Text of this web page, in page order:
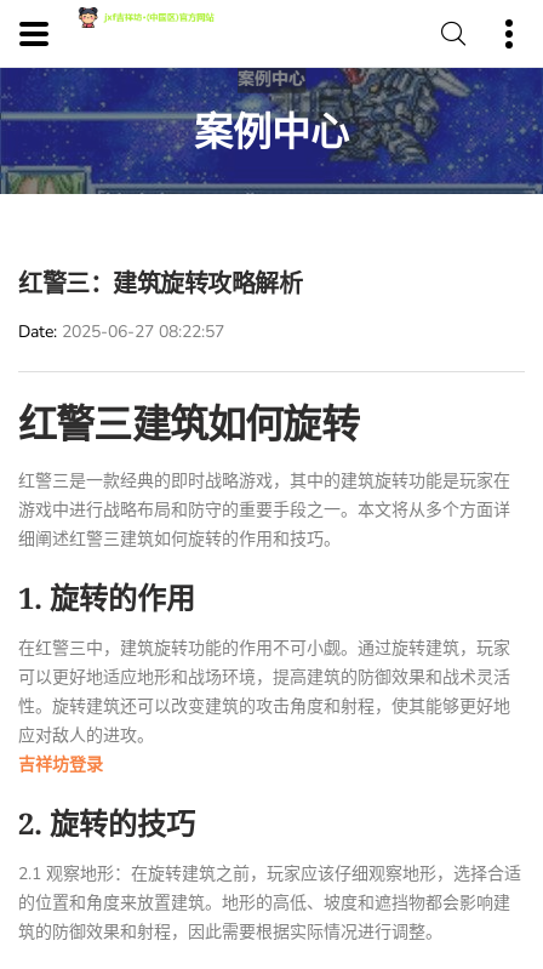
案例中心
红警三：建筑旋转攻略解析
Date 2025-06-27 08:22:57
红警三建筑如何旋转
红警三是一款经典的即时战略游戏，其中的建筑旋转功能是玩家在
游戏中进行战略布局和防守的重要手段之一。本文将从多个方面详
细阐述红警三建筑如何旋转的作用和技巧。
1. 旋转的作用
在红警三中，建筑旋转功能的作用不可小觑。通过旋转建筑，玩家
可以更好地适应地形和战场环境，提高建筑的防御效果和战术灵活
性。旋转建筑还可以改变建筑的攻击角度和射程，使其能够更好地
应对敌人的进攻。
吉祥坊登录
2. 旋转的技巧
2.1 观察地形：在旋转建筑之前，玩家应该仔细观察地形，选择合适
的位置和角度来放置建筑。地形的高低、坡度和遮挡物都会影响建
筑的防御效果和射程，因此需要根据实际情况进行调整。